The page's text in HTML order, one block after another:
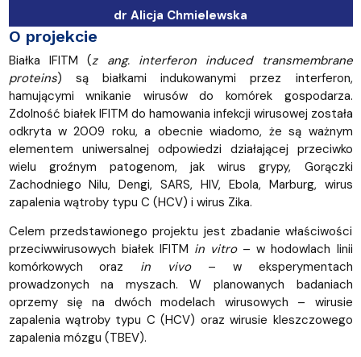
dr Alicja Chmielewska
O projekcie
Białka IFITM (z ang. interferon induced transmembrane
proteins) są białkami indukowanymi przez interferon,
hamującymi wnikanie wirusów do komórek gospodarza.
Zdolność białek IFITM do hamowania infekcji wirusowej została
odkryta w 2009 roku, a obecnie wiadomo, że są ważnym
elementem uniwersalnej odpowiedzi działającej przeciwko
wielu groźnym patogenom, jak wirus grypy, Gorączki
Zachodniego Nilu, Dengi, SARS, HIV, Ebola, Marburg, wirus
zapalenia wątroby typu C (HCV) i wirus Zika.
Celem przedstawionego projektu jest zbadanie właściwości
przeciwwirusowych białek IFITM in vitro – w hodowlach linii
komórkowych oraz in vivo– w eksperymentach
prowadzonych na myszach. W planowanych badaniach
oprzemy się na dwóch modelach wirusowych – wirusie
zapalenia wątroby typu C (HCV) oraz wirusie kleszczowego
zapalenia mózgu (TBEV).